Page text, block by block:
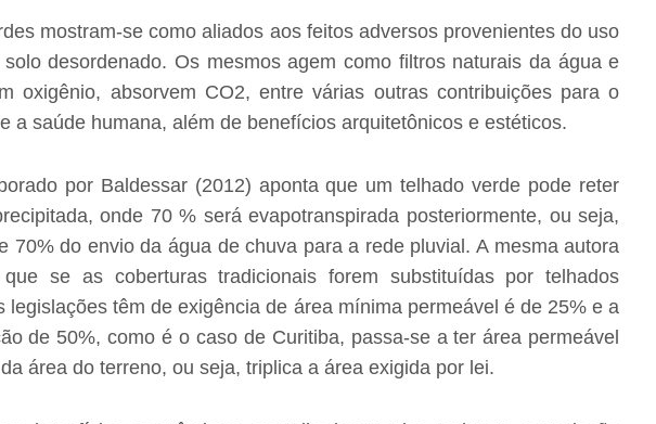
mostram-se como aliados aos feitos adversos provenientes do uso
desordenado. Os mesmos agem como filtros naturais da água e
oxigênio, absorvem CO2, entre várias outras contribuições para o
a saúde humana, além de benefícios arquitetônicos e estéticos.
por Baldessar (2012) aponta que um telhado verde pode reter
onde 70 % será evapotranspirada posteriormente, ou seja,
70% do envio da água de chuva para a rede pluvial. A mesma autora
se as coberturas tradicionais forem substituídas por telhados
legislações têm de exigência de área mínima permeável é de 25% e a
de 50%, como é o caso de Curitiba, passa-se a ter área permeável
área do terreno, ou seja, triplica a área exigida por lei.